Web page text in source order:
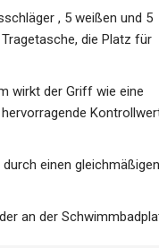
gesetzt
, 5 weißen und 5
die Platz für
wirkt der Griff wie eine
einen gleichmäßigen